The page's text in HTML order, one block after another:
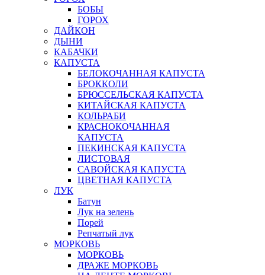
БОБЫ
ГОРОХ
ДАЙКОН
ДЫНИ
КАБАЧКИ
КАПУСТА
БЕЛОКОЧАННАЯ КАПУСТА
БРОККОЛИ
БРЮССЕЛЬСКАЯ КАПУСТА
КИТАЙСКАЯ КАПУСТА
КОЛЬРАБИ
КРАСНОКОЧАННАЯ
КАПУСТА
ПЕКИНСКАЯ КАПУСТА
ЛИСТОВАЯ
САВОЙСКАЯ КАПУСТА
ЦВЕТНАЯ КАПУСТА
ЛУК
Батун
Лук на зелень
Порей
Репчатый лук
МОРКОВЬ
МОРКОВЬ
ДРАЖЕ МОРКОВЬ